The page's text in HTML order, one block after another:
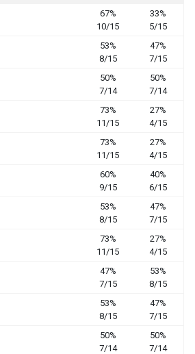
67%
10/15
33%
5/15
53%
8/15
47%
7/15
50%
7/14
50%
7/14
73%
11/15
27%
4/15
73%
11/15
27%
4/15
60%
9/15
40%
6/15
53%
8/15
47%
7/15
73%
11/15
27%
4/15
47%
7/15
53%
8/15
53%
8/15
47%
7/15
50%
7/14
50%
7/14